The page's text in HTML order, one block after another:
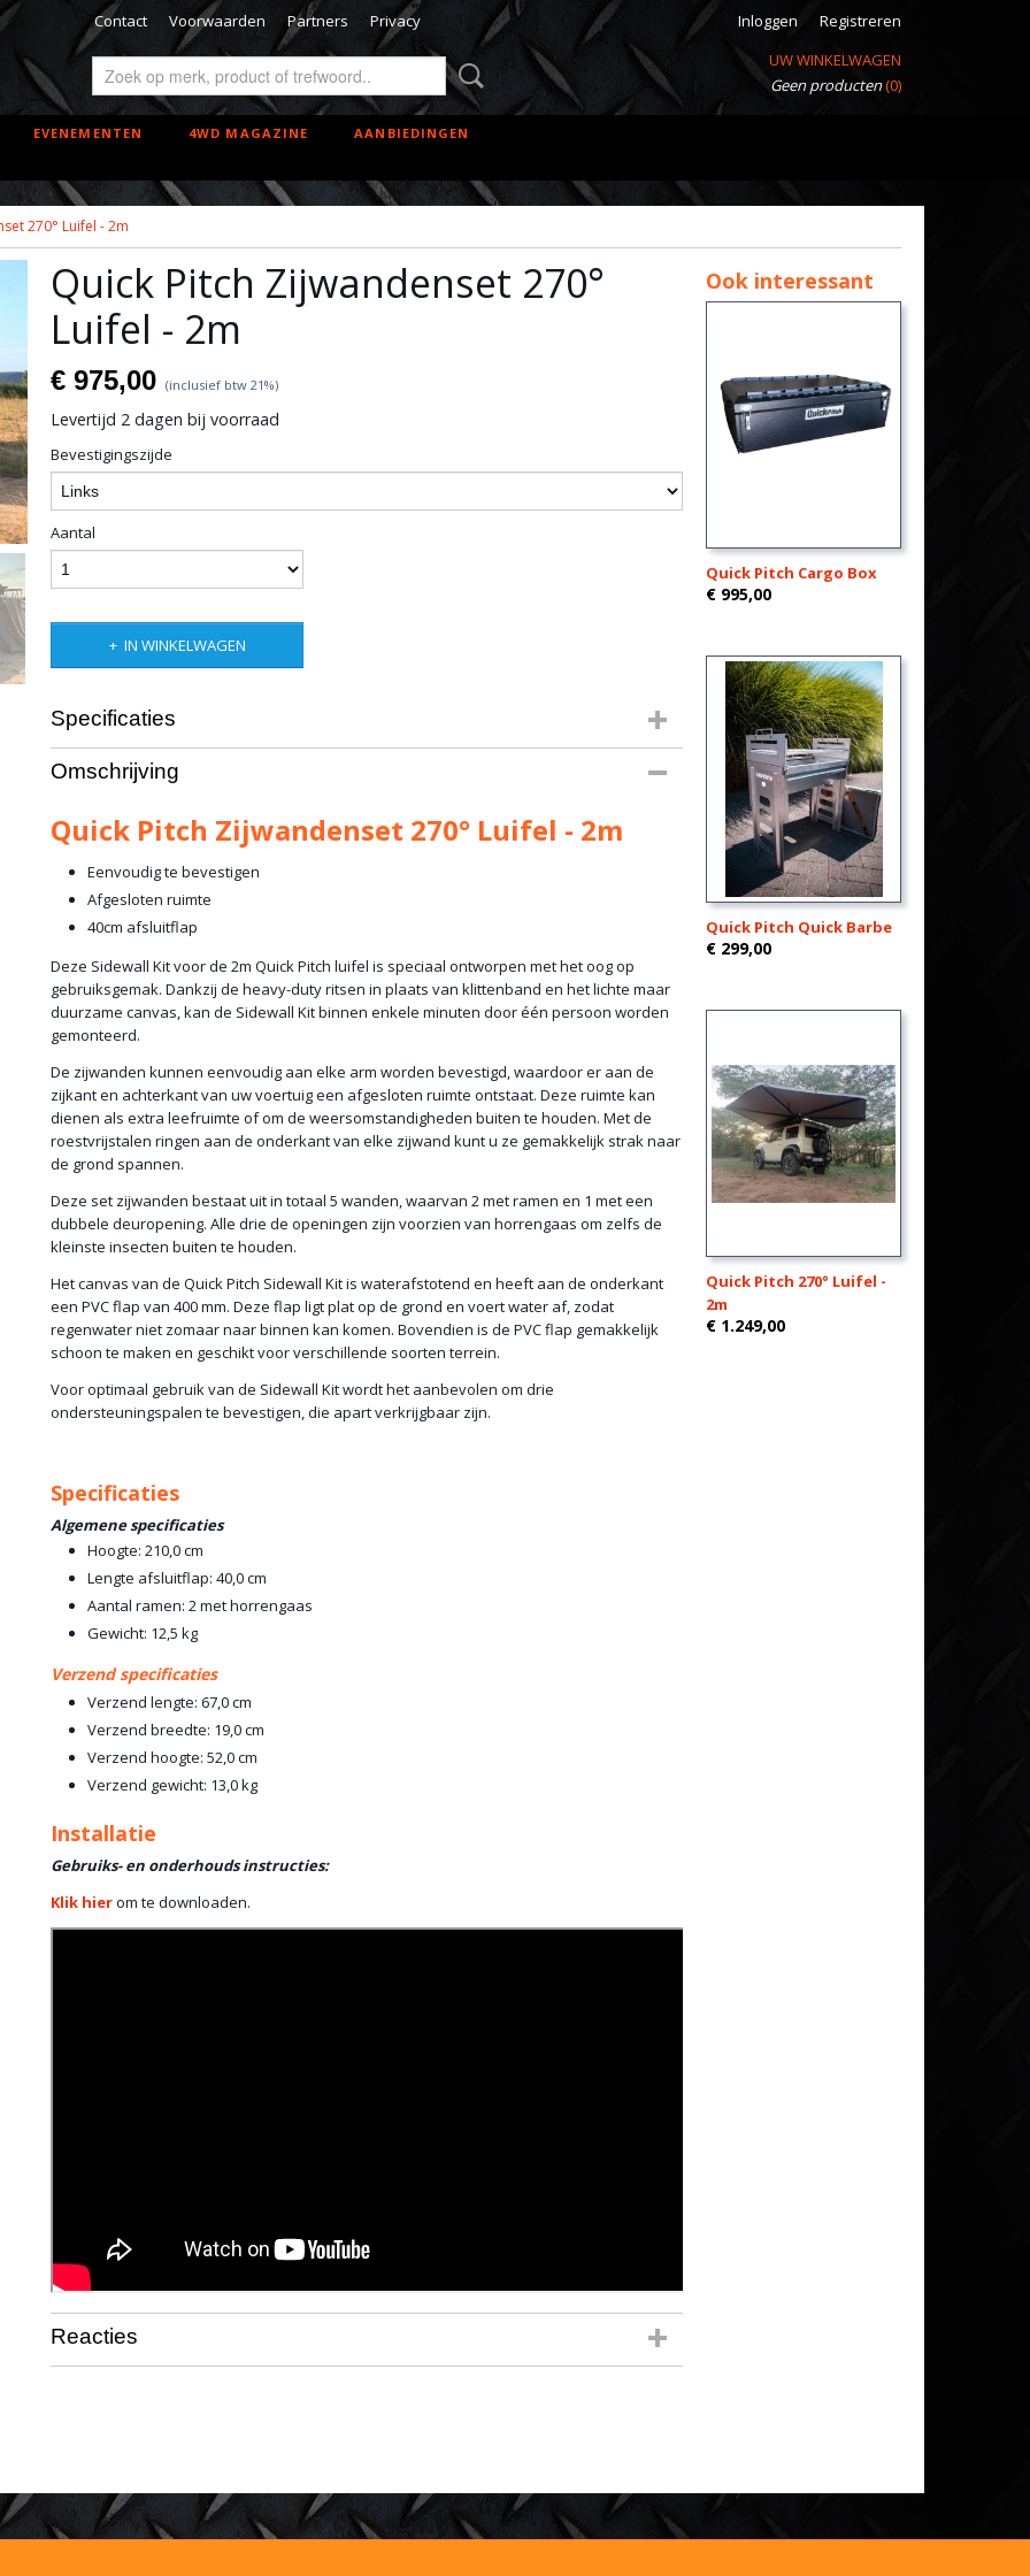
Contact Voorwaarden Partners Privacy Inloggen
Registreren
UW WINKELWAGEN
Geen producten(0)
EVENEMENTEN 4WD MAGAZINE AANBIEDINGEN
270° Luifel - 2m
Quick Pitch Zijwandenset 270°
Luifel - 2m
€ 975,00 (inclusief btw 21%)
Levertijd 2 dagen bij voorraad
Bevestigingszijde
Aantal
IN WINKELWAGEN
Specificaties
Productcode leverancier
Netto gewicht
Omschrijving
Quick Pitch Zijwandenset 270° Luifel - 2m
Eenvoudig te bevestigen
Afgesloten ruimte
40cm afsluitflap
Deze Sidewall Kit voor de 2m Quick Pitch luifel is speciaal ontworpen met het oog op
gebruiksgemak. Dankzij de heavy-duty ritsen in plaats van klittenband en het lichte maar
duurzame canvas, kan de Sidewall Kit binnen enkele minuten door één persoon worden
gemonteerd.
De zijwanden kunnen eenvoudig aan elke arm worden bevestigd, waardoor er aan de
zijkant en achterkant van uw voertuig een afgesloten ruimte ontstaat. Deze ruimte kan
dienen als extra leefruimte of om de weersomstandigheden buiten te houden. Met de
roestvrijstalen ringen aan de onderkant van elke zijwand kunt u ze gemakkelijk strak naar
de grond spannen.
Deze set zijwanden bestaat uit in totaal 5 wanden, waarvan 2 met ramen en 1 met een
dubbele deuropening. Alle drie de openingen zijn voorzien van horrengaas om zelfs de
kleinste insecten buiten te houden.
Het canvas van de Quick Pitch Sidewall Kit is waterafstotend en heeft aan de onderkant
een PVC flap van 400 mm. Deze flap ligt plat op de grond en voert water af, zodat
regenwater niet zomaar naar binnen kan komen. Bovendien is de PVC flap gemakkelijk
schoon te maken en geschikt voor verschillende soorten terrein.
Voor optimaal gebruik van de Sidewall Kit wordt het aanbevolen om drie
ondersteuningspalen te bevestigen, die apart verkrijgbaar zijn.
Specificaties
Algemene specificaties
Hoogte: 210,0 cm
Lengte afsluitflap: 40,0 cm
Aantal ramen: 2 met horrengaas
Gewicht: 12,5 kg
Verzend specificaties
Verzend lengte: 67,0 cm
Verzend breedte: 19,0 cm
Verzend hoogte: 52,0 cm
Verzend gewicht: 13,0 kg
Installatie
Gebruiks- en onderhouds instructies:
Klik hierom te downloaden.
Reacties
Ook interessant
Quick Pitch Cargo Box
€ 995,00
Quick Pitch Quick Barbe
€ 299,00
Quick Pitch 270° Luifel -
2m
€ 1.249,00